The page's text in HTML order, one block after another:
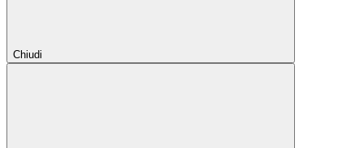
Chiudi